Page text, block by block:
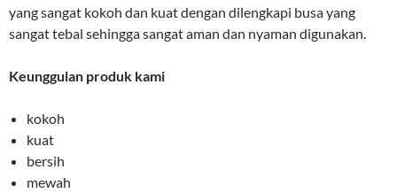
yang sangat kokoh dan kuat dengan dilengkapi busa yang
sangat tebal sehingga sangat aman dan nyaman digunakan.
Keunggulan produk kami
kokoh
kuat
bersih
mewah